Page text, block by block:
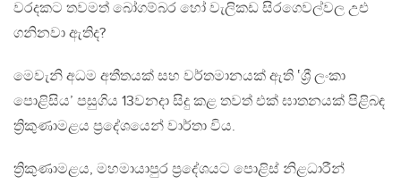
වරදකට තවමත් බෝගම්බර හෝ වැලිකඩ සිරගෙවල්වල උඑ
ගනිනවා ඇතිද?
මෙවැනි අධම අතීතයක් සහ වර්තමානයක් ඇති ‛ශ්‍රී ලංකා
පොළිසිය’ පසුගිය 13වනදා සිදු කළ තවත් එක් ඝාතනයක් පිළිබඳ
ත්‍රිකුණාමළය ප්‍රදේශයෙන් වාර්තා විය.
ත්‍රිකුණාමළය, මහමායාපුර ප්‍රදේශයට පොළිස් නිළධාරීන්